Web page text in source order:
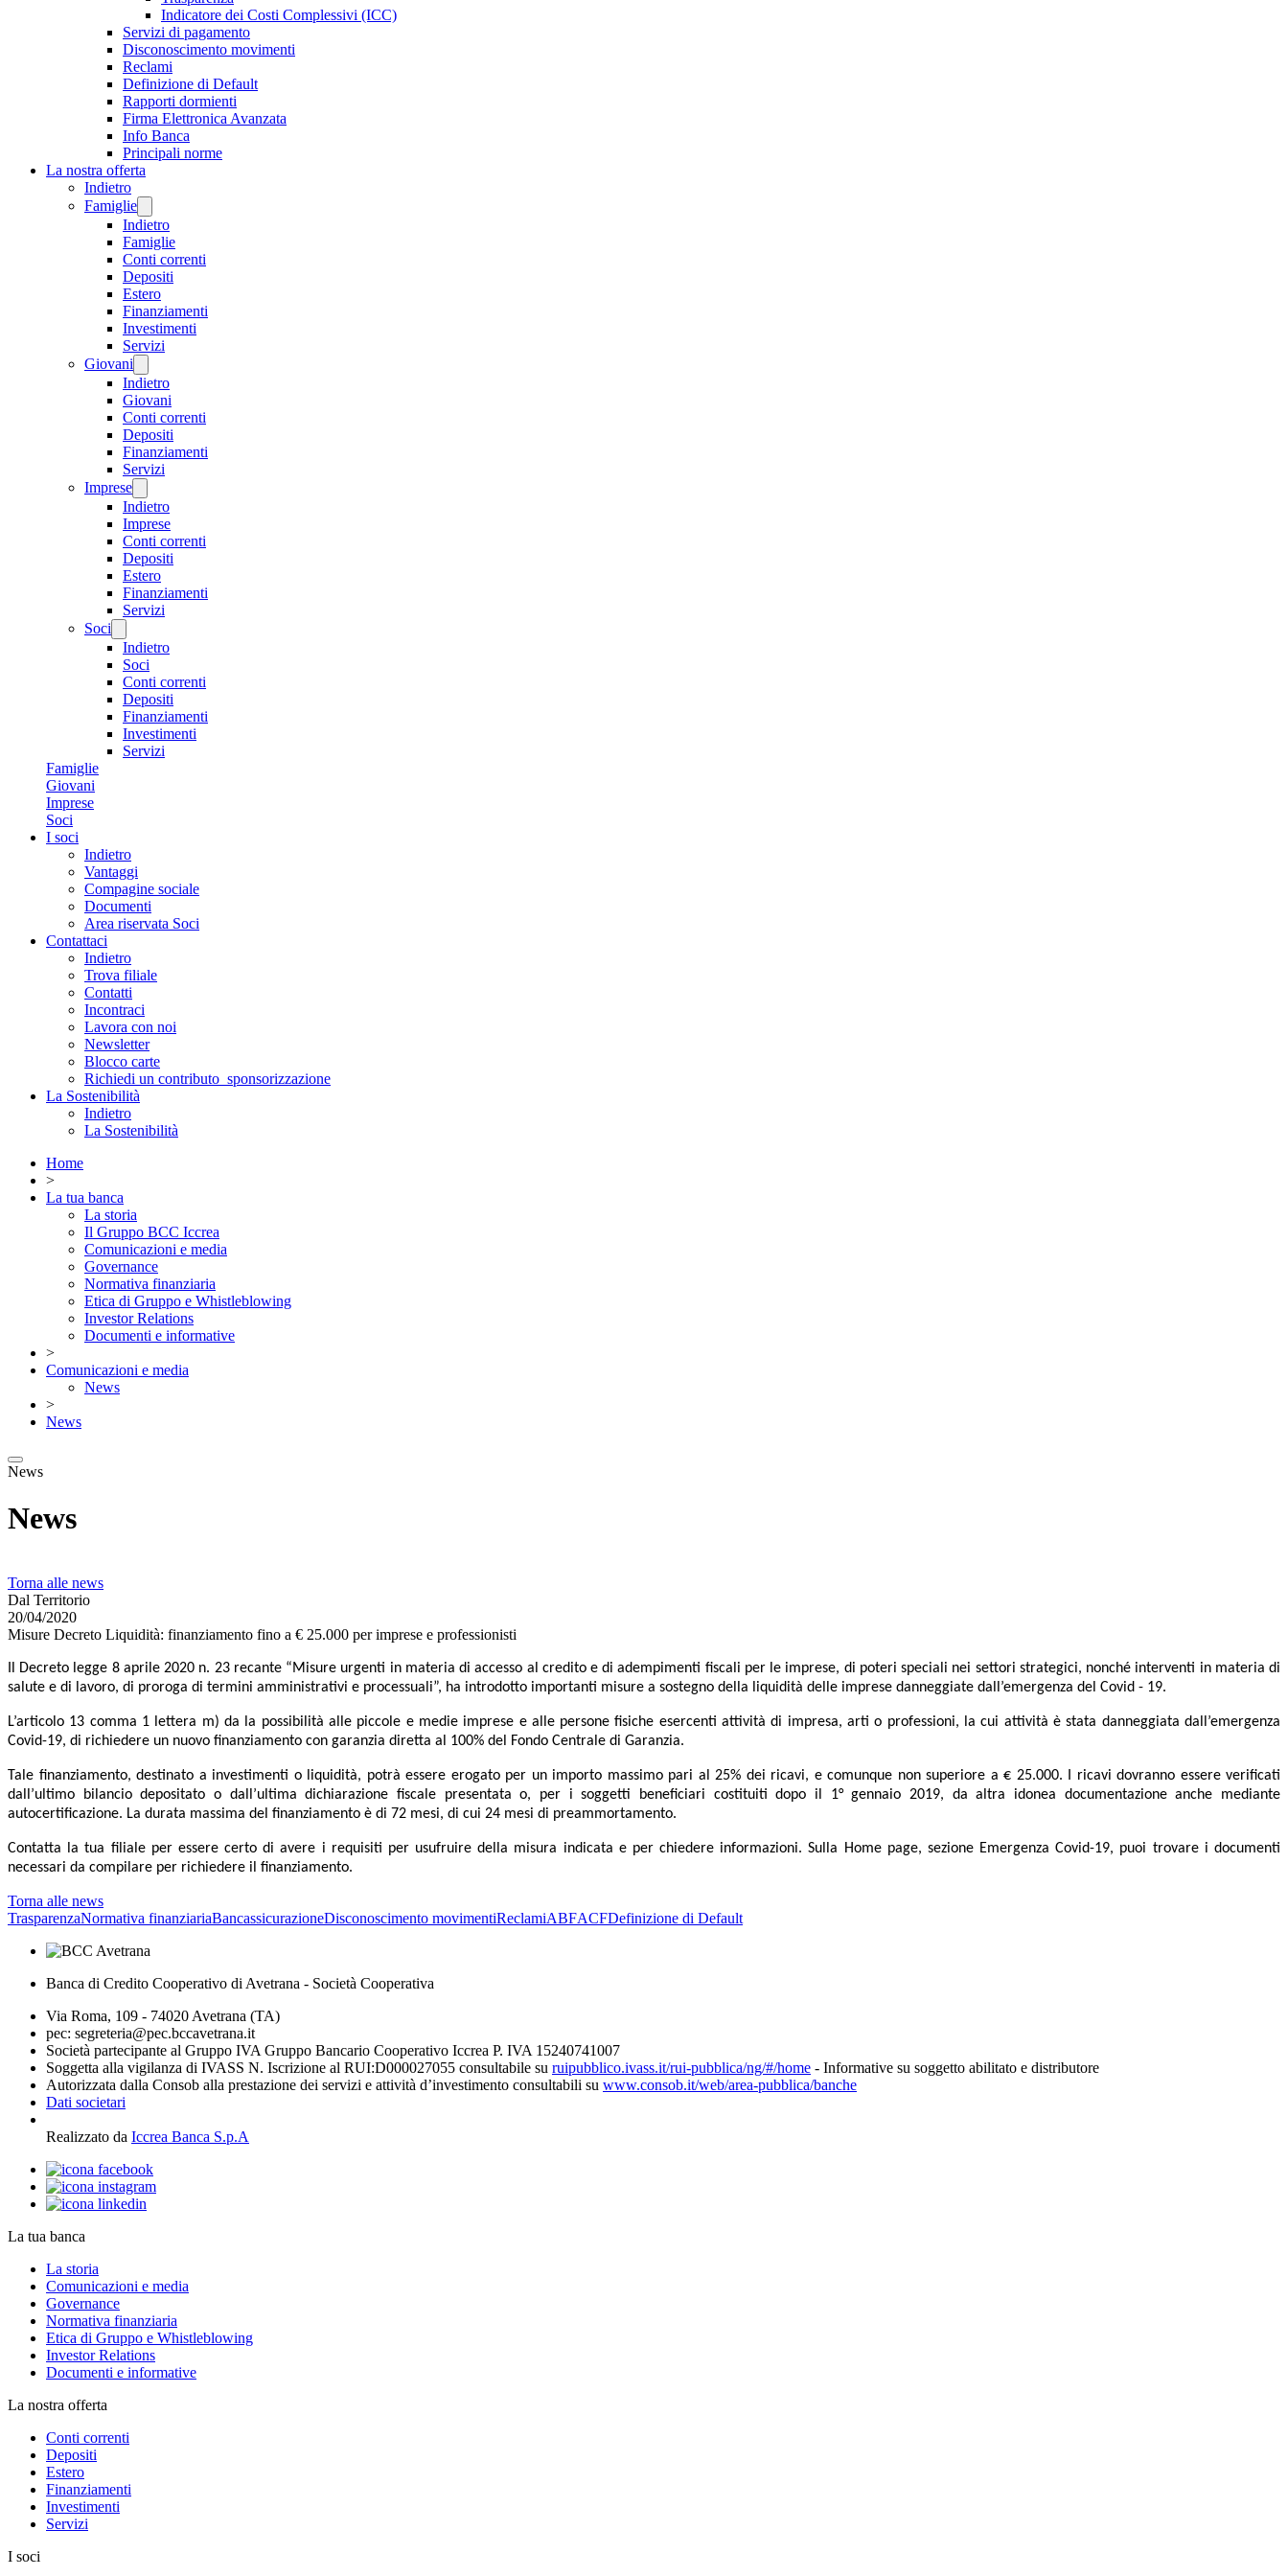
Indicatore dei Costi Complessivi (ICC)
Servizi di pagamento
Disconoscimento movimenti
Reclami
Definizione di Default
Rapporti dormienti
Firma Elettronica Avanzata
Info Banca
Principali norme
La nostra offerta
Indietro
Famiglie
Indietro
Famiglie
Conti correnti
Depositi
Estero
Finanziamenti
Investimenti
Servizi
Giovani
Indietro
Giovani
Conti correnti
Depositi
Finanziamenti
Servizi
Imprese
Indietro
Imprese
Conti correnti
Depositi
Estero
Finanziamenti
Servizi
Soci
Indietro
Soci
Conti correnti
Depositi
Finanziamenti
Investimenti
Servizi
Famiglie
Giovani
Imprese
Soci
I soci
Indietro
Vantaggi
Compagine sociale
Documenti
Area riservata Soci
Contattaci
Indietro
Trova filiale
Contatti
Incontraci
Lavora con noi
Newsletter
Blocco carte
Richiedi un contributo_sponsorizzazione
La Sostenibilità
Indietro
La Sostenibilità
Home
>
La tua banca
La storia
Il Gruppo BCC Iccrea
Comunicazioni e media
Governance
Normativa finanziaria
Etica di Gruppo e Whistleblowing
Investor Relations
Documenti e informative
>
Comunicazioni e media
News
>
News
News
News
Torna alle news
Dal Territorio
20/04/2020
Misure Decreto Liquidità: finanziamento fino a € 25.000 per imprese e professionisti
Il Decreto legge 8 aprile 2020 n. 23 recante “Misure urgenti in materia di accesso al credito e di adempimenti fiscali per le imprese, di poteri speciali nei settori strategici, nonché interventi in materia di
salute e di lavoro, di proroga di termini amministrativi e processuali”, ha introdotto importanti misure a sostegno della liquidità delle imprese danneggiate dall’emergenza del Covid - 19.
L’articolo 13 comma 1 lettera m) da la possibilità alle piccole e medie imprese e alle persone fisiche esercenti attività di impresa, arti o professioni, la cui attività è stata danneggiata dall’emergenza
Covid-19, di richiedere un nuovo finanziamento con garanzia diretta al 100% del Fondo Centrale di Garanzia.
Tale finanziamento, destinato a investimenti o liquidità, potrà essere erogato per un importo massimo pari al 25% dei ricavi, e comunque non superiore a € 25.000. I ricavi dovranno essere verificati
dall’ultimo bilancio depositato o dall’ultima dichiarazione fiscale presentata o, per i soggetti beneficiari costituiti dopo il 1° gennaio 2019, da altra idonea documentazione anche mediante
autocertificazione. La durata massima del finanziamento è di 72 mesi, di cui 24 mesi di preammortamento.
Contatta la tua filiale per essere certo di avere i requisiti per usufruire della misura indicata e per chiedere informazioni. Sulla Home page, sezione Emergenza Covid-19, puoi trovare i documenti
necessari da compilare per richiedere il finanziamento.
Torna alle news
TrasparenzaNormativa finanziariaBancassicurazioneDisconoscimento movimentiReclamiABFACFDefinizione di Default
Banca di Credito Cooperativo di Avetrana - Società Cooperativa
Via Roma, 109 - 74020 Avetrana (TA)
pec: segreteria@pec.bccavetrana.it
Società partecipante al Gruppo IVA Gruppo Bancario Cooperativo Iccrea P. IVA 15240741007
Soggetta alla vigilanza di IVASS N. Iscrizione al RUI:D000027055 consultabile su ruipubblico.ivass.it/rui-pubblica/ng/#/home - Informative su soggetto abilitato e distributore
Autorizzata dalla Consob alla prestazione dei servizi e attività d’investimento consultabili su www.consob.it/web/area-pubblica/banche
Dati societari
Realizzato da Iccrea Banca S.p.A
La tua banca
La storia
Comunicazioni e media
Governance
Normativa finanziaria
Etica di Gruppo e Whistleblowing
Investor Relations
Documenti e informative
La nostra offerta
Conti correnti
Depositi
Estero
Finanziamenti
Investimenti
Servizi
I soci